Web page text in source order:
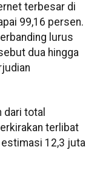
terbesar di
99,16 persen.
lurus
dua hingga
dari total
terlibat
12,3 juta